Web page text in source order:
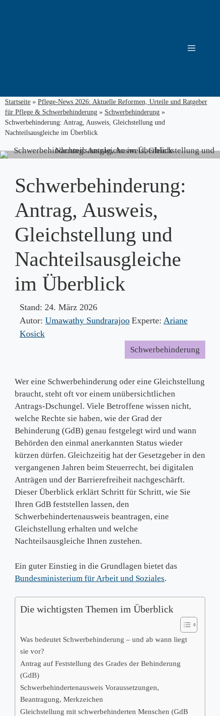
Menü
Startseite » Pflege-News 2026: Aktuelle Reformen, Urteile und Ratgeber
für Pflege & Schwerbehinderung » Schwerbehinderung »
Schwerbehinderung: Antrag, Ausweis, Gleichstellung und
Nachteilsausgleiche im Überblick
Schwerbehinderung:
Antrag, Ausweis,
Gleichstellung und
Nachteilsausgleiche
im Überblick
Stand: 24. März 2026
Autor: Umawathy Sundrarajoo Experte: Ariane
Kosick
Schwerbehinderung
Wer eine Schwerbehinderung oder eine Gleichstellung
braucht, steht oft vor einem unübersichtlichen
Antrags-Dschungel. Viele Betroffene wissen nicht,
welche Rechte sie haben, wie der Grad der
Behinderung (GdB) genau festgelegt wird und wann
Behörden den einmal anerkannten Status wieder
kürzen dürfen. Gleichzeitig hat der Gesetzgeber in den
vergangenen Jahren beim Steuerrecht, bei digitalen
Anträgen und der Barrierefreiheit nachgeschärft.
Dieser Überblick erklärt Schritt für Schritt, wie Sie
Ihren GdB feststellen lassen, den
Schwerbehindertenausweis beantragen, eine
Gleichstellung erhalten und welche
Nachteilsausgleiche Ihnen zustehen.
Ein guter Einstieg in die Grundlagen bietet das
Bundesministerium für Arbeit und Soziales.
Die wichtigsten Themen im Überblick
Was bedeutet Schwerbehinderung – und ab wann liegt
sie vor?
Antrag auf Feststellung des Grades der Behinderung
(GdB)
Schwerbehindertenausweis Voraussetzungen,
Beantragung, Merkzeichen
Gleichstellung mit schwerbehinderten Menschen (GdB